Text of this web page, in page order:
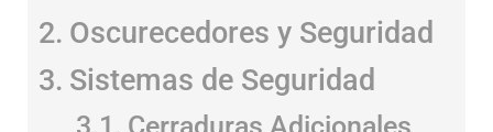
Intuición
Oscurecedores y
Seguridad